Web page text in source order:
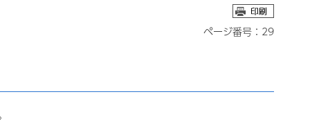
ページ番号：29